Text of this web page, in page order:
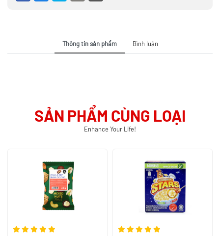
Thông tin sản phẩm Bình luận
SẢN PHẨM CÙNG LOẠI
Enhance Your Life!